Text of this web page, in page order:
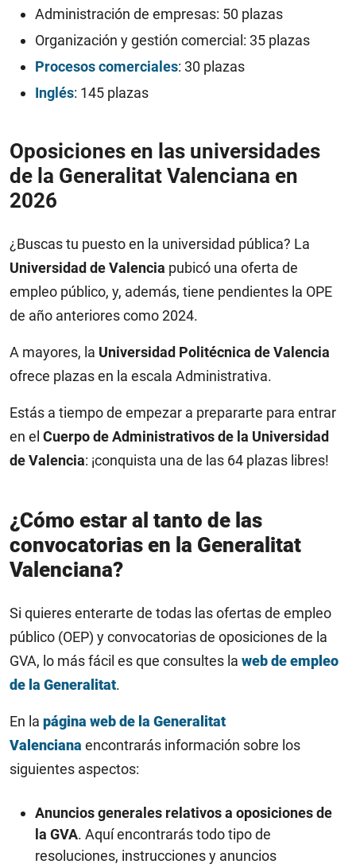
Administración de empresas: 50 plazas
Organización y gestión comercial: 35 plazas
Procesos comerciales: 30 plazas
Inglés: 145 plazas
Oposiciones en las universidades
de la Generalitat Valenciana en
2026
¿Buscas tu puesto en la universidad pública? La
Universidad de Valencia pubicó una oferta de
empleo público, y, además, tiene pendientes la OPE
de año anteriores como 2024.
A mayores, la Universidad Politécnica de Valencia
ofrece plazas en la escala Administrativa.
Estás a tiempo de empezar a prepararte para entrar
en el Cuerpo de Administrativos de la Universidad
de Valencia: ¡conquista una de las 64 plazas libres!
¿Cómo estar al tanto de las
convocatorias en la Generalitat
Valenciana?
Si quieres enterarte de todas las ofertas de empleo
público (OEP) y convocatorias de oposiciones de la
GVA, lo más fácil es que consultes la web de empleo
de la Generalitat.
En la página web de la Generalitat
Valenciana encontrarás información sobre los
siguientes aspectos:
Anuncios generales relativos a oposiciones de
la GVA. Aquí encontrarás todo tipo de
resoluciones, instrucciones y anuncios